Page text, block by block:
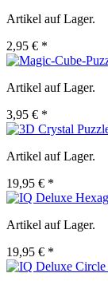
Artikel auf Lager.
2,95 € *
Artikel auf Lager.
3,95 € *
Artikel auf Lager.
19,95 € *
Artikel auf Lager.
19,95 € *